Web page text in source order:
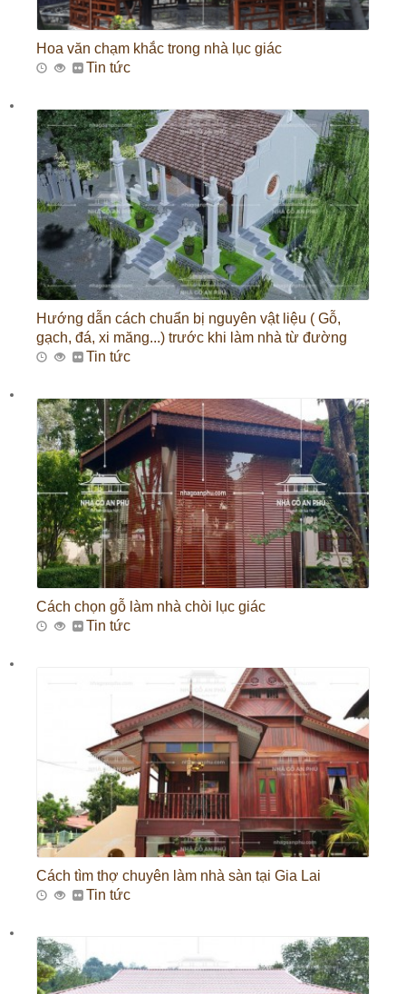
Hoa văn chạm khắc trong nhà lục giác
Tin tức
Hướng dẫn cách chuẩn bị nguyên vật liệu ( Gỗ,
gạch, đá, xi măng...) trước khi làm nhà từ đường
Tin tức
Cách chọn gỗ làm nhà chòi lục giác
Tin tức
Cách tìm thợ chuyên làm nhà sàn tại Gia Lai
Tin tức